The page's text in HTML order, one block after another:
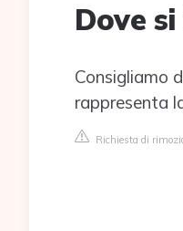
Dove
Consigliamo
rappresenta
Richiesta di